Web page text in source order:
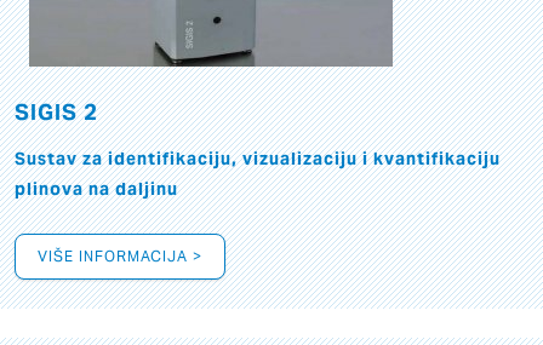
SIGIS 2
Sustav za identifikaciju, vizualizaciju i kvantifikaciju
plinova na daljinu
VIŠE INFORMACIJA >